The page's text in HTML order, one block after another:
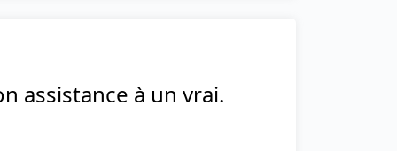
assistance à un vrai.